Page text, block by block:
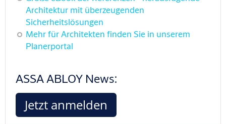
Architektur mit überzeugenden
Sicherheitslösungen
Mehr für Architekten finden Sie in unserem
Planerportal
ASSA ABLOY News:
Jetzt anmelden